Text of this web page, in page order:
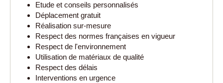
Etude et conseils personnalisés
Déplacement gratuit
Réalisation sur-mesure
Respect des normes françaises en vigueur
Respect de l'environnement
Utilisation de matériaux de qualité
Respect des délais
Interventions en urgence